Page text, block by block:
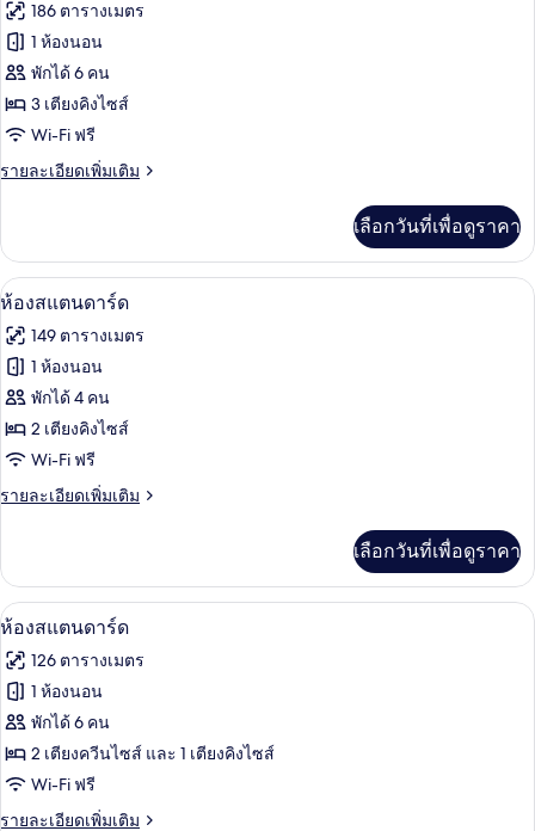
(Resort
Home
ทั้งหมด
ของ
ห้อง
สแตนดาร์ด
186 ตารางเมตร
1 ห้องนอน
พักได้ 6 คน
3 เตียงคิงไซส์
Wi-Fi ฟรี
รายละเอียดเพิ่มเติม
ราย
เกี่ยว
กับ
ห้อง
เลือกวันที่เพื่อดูราคา
เปิด
ภาพถ่าย
ทั้งหมด
ของ
ห้อง
สแตนดาร์ด
ห้องสแตนดาร์ด | เครื่องนอนป้องกันส
7
ห้องสแตนดาร์ด
149 ตารางเมตร
1 ห้องนอน
พักได้ 4 คน
2 เตียงคิงไซส์
Wi-Fi ฟรี
รายละเอียดเพิ่มเติม
ราย
เกี่ยว
กับ
ห้อง
เลือกวันที่เพื่อดูราคา
เปิด
ภาพถ่าย
ทั้งหมด
ของ
ห้อง
สแตนดาร์ด
ห้องสแตนดาร์ด | เครื่องนอนป้องกันส
7
ห้องสแตนดาร์ด
126 ตารางเมตร
1 ห้องนอน
พักได้ 6 คน
2 เตียงควีนไซส์ และ 1 เตียงคิงไซส์
Wi-Fi ฟรี
รายละเอียดเพิ่มเติม
ราย